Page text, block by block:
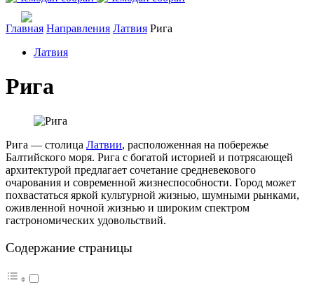
Главная Направления Латвия Рига
Латвия
Рига
Рига — столица Латвии, расположенная на побережье
Балтийского моря. Рига с богатой историей и потрясающей
архитектурой предлагает сочетание средневекового
очарования и современной жизнеспособности. Город может
похвастаться яркой культурной жизнью, шумными рынками,
оживленной ночной жизнью и широким спектром
гастрономических удовольствий.
Содержание страницы